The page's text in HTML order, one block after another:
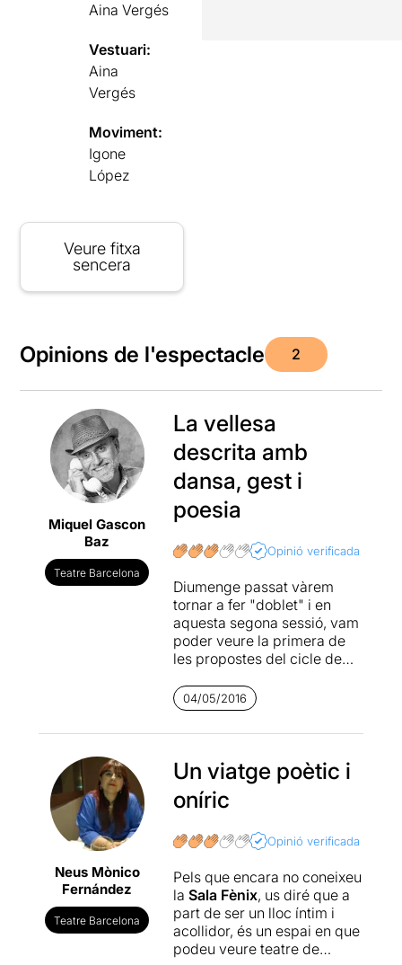
Aina Vergés
Vestuari:
Aina
Vergés
Moviment:
Igone
López
Veure fitxa
sencera
Opinions de l'espectacle 2
Miquel Gascon
Baz
Teatre Barcelona
La vellesa
descrita amb
dansa, gest i
poesia
Opinió verificada
Diumenge passat vàrem
tornar a fer "doblet" i en
aquesta segona sessió, vam
poder veure la primera de
les propostes del cicle de
de YO GESTO, que per
segon any consecutiu
organitza la Sala Fènix.
Un espectacle que parla de
la vellesa recollint poemes
de diferents autors que tracti
vol ser un viatge poètic i
vellesa i el sentit de la vida.
Ens vol mostrar la vellesa
com una etapa de la vida
que cal enfrontar sense
angoixa.
04/05/2016
Neus Mònico
Fernández
Teatre Barcelona
Un viatge poètic i
oníric
Opinió verificada
Pels que encara no coneixeu
la Sala Fènix, us diré que a
part de ser un lloc íntim i
acollidor, és un espai en que
podeu veure teatre de